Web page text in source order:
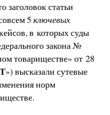
заголовок статьи
5 ключевых
в которых суды
закона №
товариществе» от 28
») высказали сутевые
норм